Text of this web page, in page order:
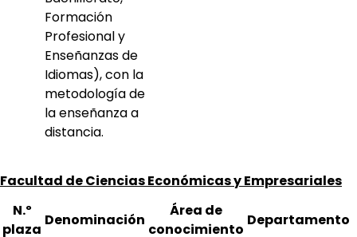
Formación
Profesional y
Enseñanzas de
Idiomas), con la
metodología de
la enseñanza a
distancia.
Facultad de Ciencias Económicas y Empresariales
N.º
plaza
Denominación
Área de
conocimiento
Departamento